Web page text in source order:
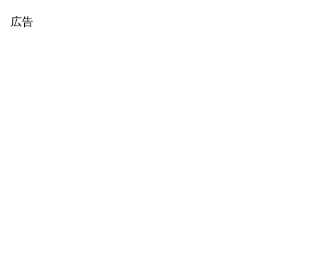
広告